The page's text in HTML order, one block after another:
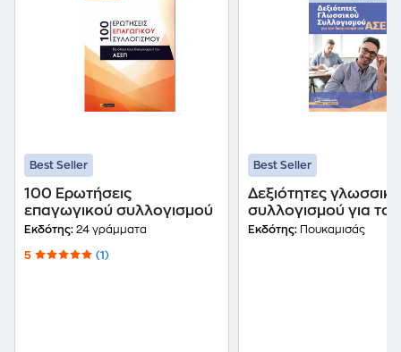
Best Seller
100 Ερωτήσεις
επαγωγικού συλλογισμού
Εκδότης: 24 γράμματα
5 (1)
Best Seller
Δεξιότητες
συλλογισμού για τον
διαγωνισμό του
Εκδότης: Πουκαμισάς